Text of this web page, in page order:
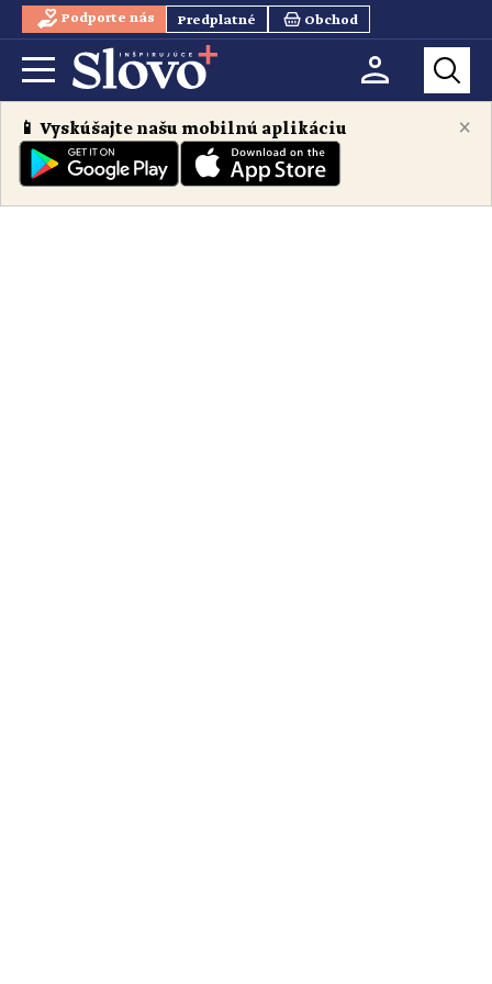
Podporte nás Predplatné Obchod
×
📱 Vyskúšajte našu mobilnú aplikáciu